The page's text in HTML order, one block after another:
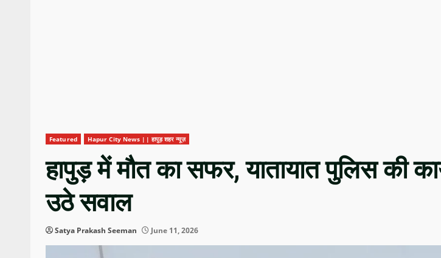
Featured Hapur City News || हापुड़ शहर न्यूज़
हापुड़ में मौत का सफर, यातायात पुलिस की
उठे सवाल
Satya Prakash Seeman June 11, 2026